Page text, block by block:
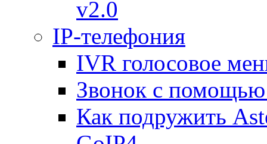
v2.0
IP-телефония
IVR голосовое
Звонок с
Как подружить